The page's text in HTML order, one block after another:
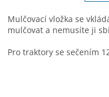
Mulčovací vložka se
mulčovat a nemusíte ji
Pro traktory se sečením